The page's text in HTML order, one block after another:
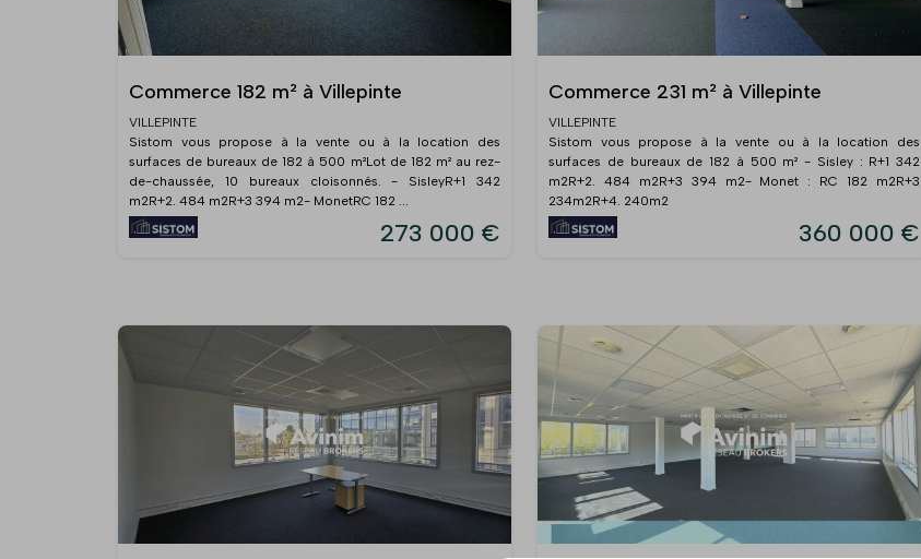
Commerce 182 m² à Villepinte
VILLEPINTE
Sistom vous propose à la vente ou à la location des
surfaces de bureaux de 182 à 500 m²Lot de 182 m² au rez-
de-chaussée, 10 bureaux cloisonnés. - SisleyR+1 342
m2R+2. 484 m2R+3 394 m2- MonetRC 182 ...
273 000 €
Commerce 231 m² à Villepinte
VILLEPINTE
Sistom vous propose à la vente ou à la location des
surfaces de bureaux de 182 à 500 m² - Sisley : R+1 342
m2R+2. 484 m2R+3 394 m2- Monet : RC 182 m2R+3
234m2R+4. 240m2
360 000 €